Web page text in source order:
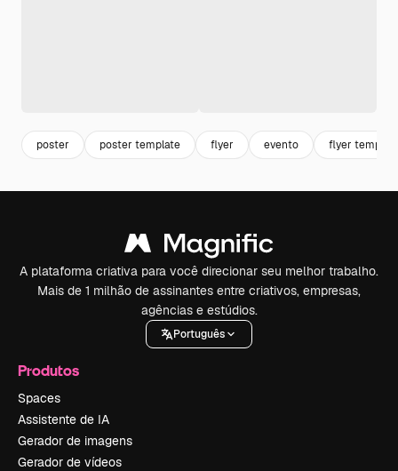
poster poster template flyer evento flyer
A plataforma criativa para você direcionar seu melhor trabalho.
Mais de 1 milhão de assinantes entre criativos, empresas,
agências e estúdios.
Português
Produtos
Spaces
Assistente de IA
Gerador de imagens
Gerador de vídeos